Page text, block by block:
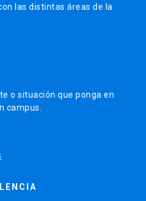
las distintas áreas de la
o situación que ponga en
campus.